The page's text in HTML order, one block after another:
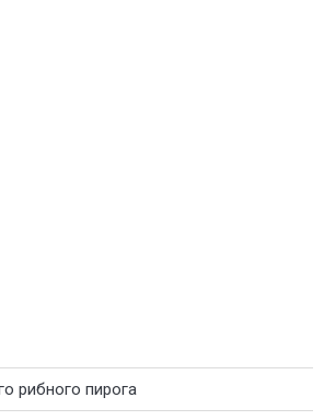
рибного пирога